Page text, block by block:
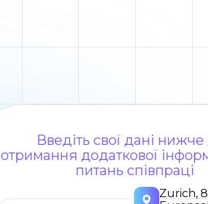
Введіть свої дані
отримання додаткової
питань співпраці
Zurich,